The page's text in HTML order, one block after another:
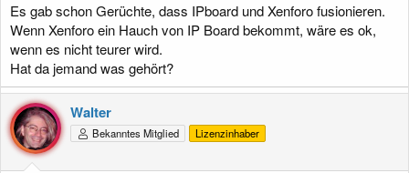
Es gab schon Gerüchte, dass IPboard und Xenforo fusionieren.
Wenn Xenforo ein Hauch von IP Board bekommt, wäre es ok,
wenn es nicht teurer wird.
Hat da jemand was gehört?
Walter
Bekanntes Mitglied Lizenzinhaber